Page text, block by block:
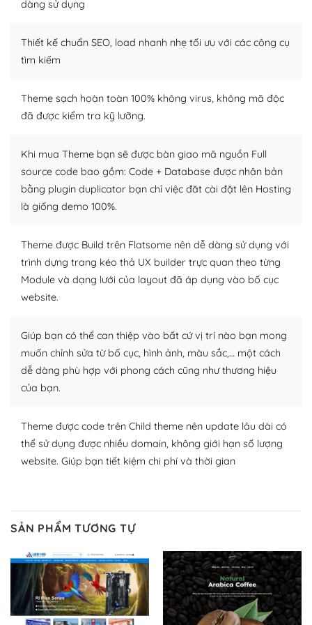
tìm kiếm chúng trên Internet hoặc nhờ chuyên gia.
– Sở hữu một cộng đồng lớn, sẵn sàng hỗ trợ
WordPress là nơi lưu trữ cho một diễn đàn cộng đồng
khổng lồ được kiểm duyệt bởi các nhân viên và những
người cuồng tín WordPress.
Nếu bạn gặp khó khăn, bạn có thể lên mạng và tìm
kiếm những cộng đồng WordPress, họ sẽ giúp bạn trả
lời, giải đáp vấn đề của bạn.
Cộng đồng sử dụng WordPress sẵn sàng hỗ trợ bạn
– Đa dạng plugin và themes
Plugin mở rộng là thành phần cài đặt thêm vào
WordPress để tăng thêm các tính năng cần thiết. Có
Nhờ lượng người dùng đông đảo, thư viện themes và
plugin của WordPress rất phong phú. Bạn có thể thỏa
thích chọn lựa plugin và themes phù hợp cho mục đích
lập website của mình.
– Dễ sử dụng
Và bạn có toàn quyền tự do khi quyết định nơi lưu trữ
trang web WordPress của bạn.
Dễ dàng lựa chọn Hosting cho website WordPress
– Bảo mật cực tốt
dàng sử dụng
Thiết kế chuẩn SEO, load nhanh nhẹ tối ưu với các công cụ
tìm kiếm
Theme sạch hoàn toàn 100% không virus, không mã độc
đã được kiểm tra kỹ lưỡng.
Khi mua Theme bạn sẽ được bàn giao mã nguồn Full
source code bao gồm: Code + Database được nhân bản
bằng plugin duplicator bạn chỉ việc đăt cài đặt lên Hosting
là giống demo 100%.
Theme được Build trên Flatsome nên dễ dàng sử dụng với
trình dựng trang kéo thả UX builder trực quan theo từng
Module và dạng lưới của layout đã áp dụng vào bố cục
website.
Giúp bạn có thể can thiệp vào bất cứ vị trí nào bạn mong
muốn chỉnh sửa từ bố cục, hình ảnh, màu sắc,… một cách
dễ dàng phù hợp với phong cách cũng như thương hiệu
của bạn.
Theme được code trên Child theme nên update lâu dài có
thể sử dụng được nhiều domain, không giới hạn số lượng
website. Giúp bạn tiết kiệm chi phí và thời gian
SẢN PHẨM TƯƠNG TỰ